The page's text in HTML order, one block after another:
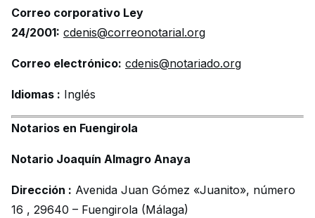
Correo corporativo Ley
24/2001: cdenis@correonotarial.org
Correo electrónico: cdenis@notariado.org
Idiomas : Inglés
Notarios en Fuengirola
Notario Joaquín Almagro Anaya
Dirección : Avenida Juan Gómez «Juanito», número
16 , 29640 – Fuengirola (Málaga)